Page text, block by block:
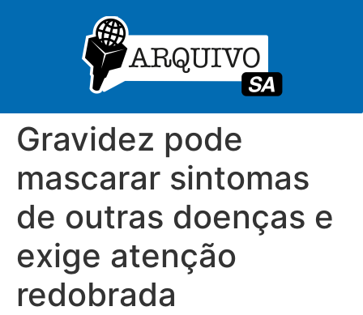
Gravidez pode
mascarar sintomas
de outras doenças e
exige atenção
redobrada